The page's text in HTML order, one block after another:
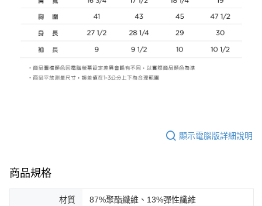
顯示電腦版詳細說明
商品規格
材質 87%聚酯纖維、13%彈性纖維